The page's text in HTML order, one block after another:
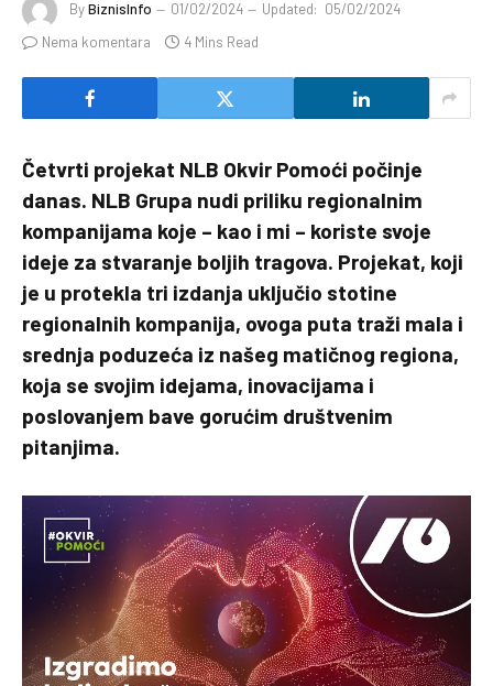
ByBiznisInfo 01/02/2024 Updated: 05/02/2024
Nema komentara
4 Mins Read
Četvrti projekat NLB Okvir Pomoći počinje
danas. NLB Grupa nudi priliku regionalnim
kompanijama koje – kao i mi – koriste svoje
ideje za stvaranje boljih tragova. Projekat, koji
je u protekla tri izdanja uključio stotine
regionalnih kompanija, ovoga puta traži mala i
srednja poduzeća iz našeg matičnog regiona,
koja se svojim idejama, inovacijama i
poslovanjem bave gorućim društvenim
pitanjima.